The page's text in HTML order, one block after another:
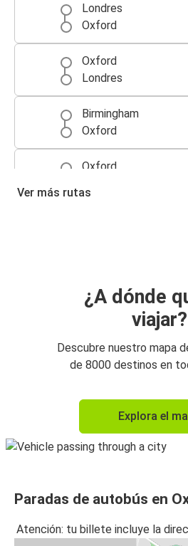
Londres
Oxford
Oxford
Londres
Birmingham
Oxford
Oxford
Birmingham
Aeropuerto de
Oxford
Cambridge
Oxford
Cambridge
Oxford
Ver más rutas
¿A dónde
viajar?
Descubre nuestro mapa
de 8000 destinos en
Explora el
Paradas de autobús en
Atención: tu billete incluye la